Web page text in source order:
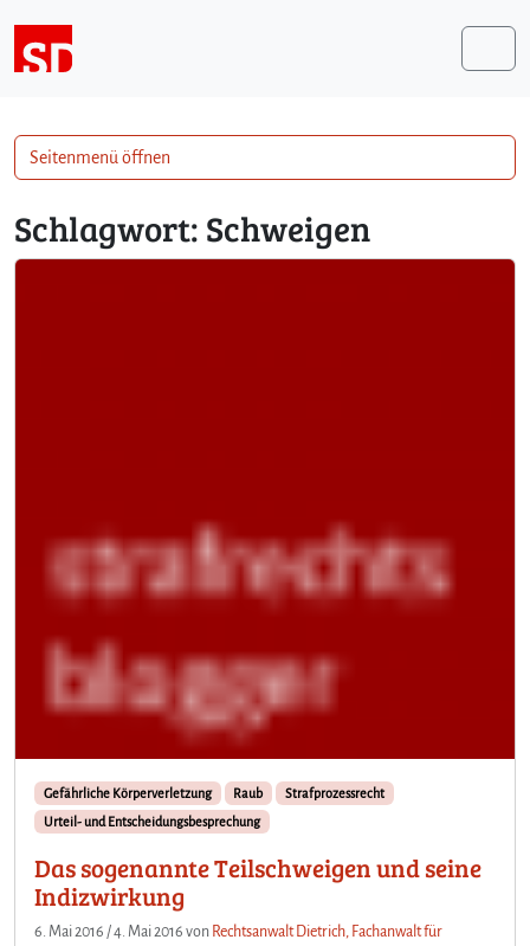
Schlagwort: Schweigen
Gefährliche Körperverletzung Raub
Strafprozessrecht
Urteil- und Entscheidungsbesprechung
Das sogenannte Teilschweigen und seine
Indizwirkung
6. Mai 2016 /4. Mai 2016 von Rechtsanwalt Dietrich, Fachanwalt für
Seitenmenü öffnen